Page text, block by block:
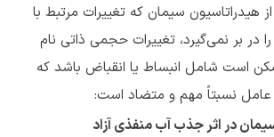
هیدراتاسیون سیمان که تغییرات مرتبط با
در بر نمی‌گیرد، تغییرات حجمی ذاتی نام
است شامل انبساط یا انقباض باشد که
عامل نسبتاً مهم و متضاد است:
در اثر جذب آب منفذی آزاد